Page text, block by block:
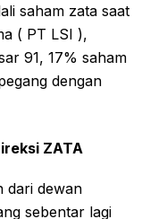
saham zata saat
( PT LSI ),
91, 17% saham
dengan
ZATA
dari dewan
sebentar lagi